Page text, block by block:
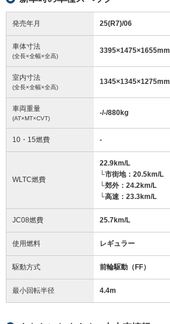
発売年月 25(R7)/06
車体寸法
(全長×全幅×全高)
3395×1475×1655mm
室内寸法
(全長×全幅×全高)
1345×1345×1275mm
車両重量
(AT×MT×CVT)
-/-/880kg
10・15燃費 -
WLTC燃費
22.9km/L
└市街地：20.5km/L
└郊外：24.2km/L
└高速：23.3km/L
JC08燃費 25.7km/L
使用燃料 レギュラー
駆動方式 前輪駆動（FF）
最小回転半径 4.4m